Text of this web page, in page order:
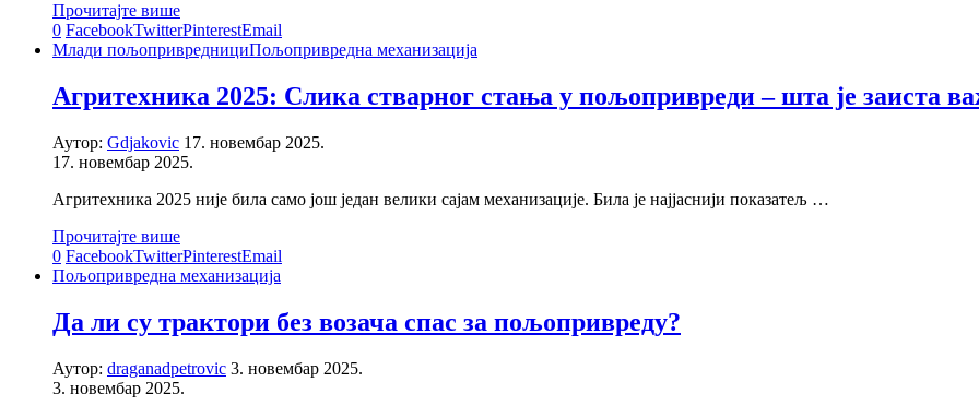
Прочитајте више
0 FacebookTwitterPinterestEmail
Млади пољопривреднициПољопривредна механизација
Агритехника 2025: Слика стварног стања у пољопривреди – шта је заиста
Аутор: Gdjakovic 17. новембар 2025.
17. новембар 2025.
Агритехника 2025 није била само још један велики сајам механизације. Била је најјаснији показатељ …
Прочитајте више
0 FacebookTwitterPinterestEmail
Пољопривредна механизација
Да ли су трактори без возача спас за пољопривреду?
Аутор: draganadpetrovic 3. новембар 2025.
3. новембар 2025.